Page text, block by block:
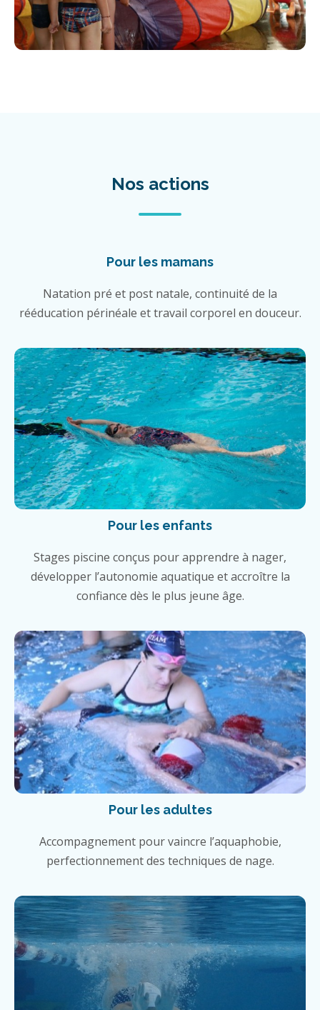
Nos actions
Pour les mamans
Natation pré et post natale, continuité de la
rééducation périnéale et travail corporel en douceur.
Pour les enfants
Stages piscine conçus pour apprendre à nager,
développer l’autonomie aquatique et accroître la
confiance dès le plus jeune âge.
Pour les adultes
Accompagnement pour vaincre l’aquaphobie,
perfectionnement des techniques de nage.